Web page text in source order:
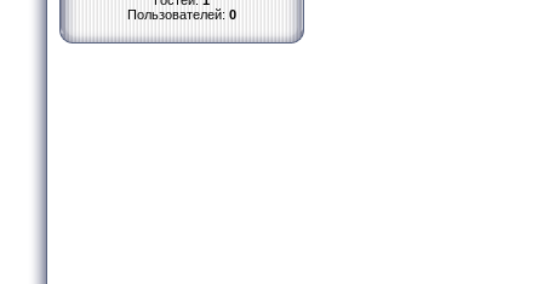
Пользователей: 0